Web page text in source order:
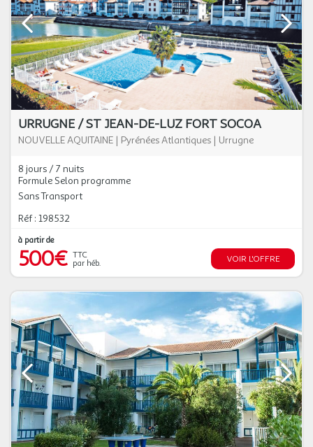
URRUGNE / ST JEAN-DE-LUZ FORT SOCOA
NOUVELLE AQUITAINE | Pyrénées Atlantiques | Urrugne
8 jours / 7 nuits
Formule Selon programme
Sans Transport
Réf : 198532
à partir de
500€ TTC
par héb.
VOIR L'OFFRE